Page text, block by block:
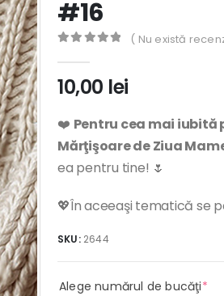
#16
( Nu există
10,00 lei
❤️ Pentru cea mai iubită
Mărţişoare de Ziua
ea pentru tine! 🌷
💖În aceeaşi tematică se
SKU: 2644
Alege numărul de bucăţi*